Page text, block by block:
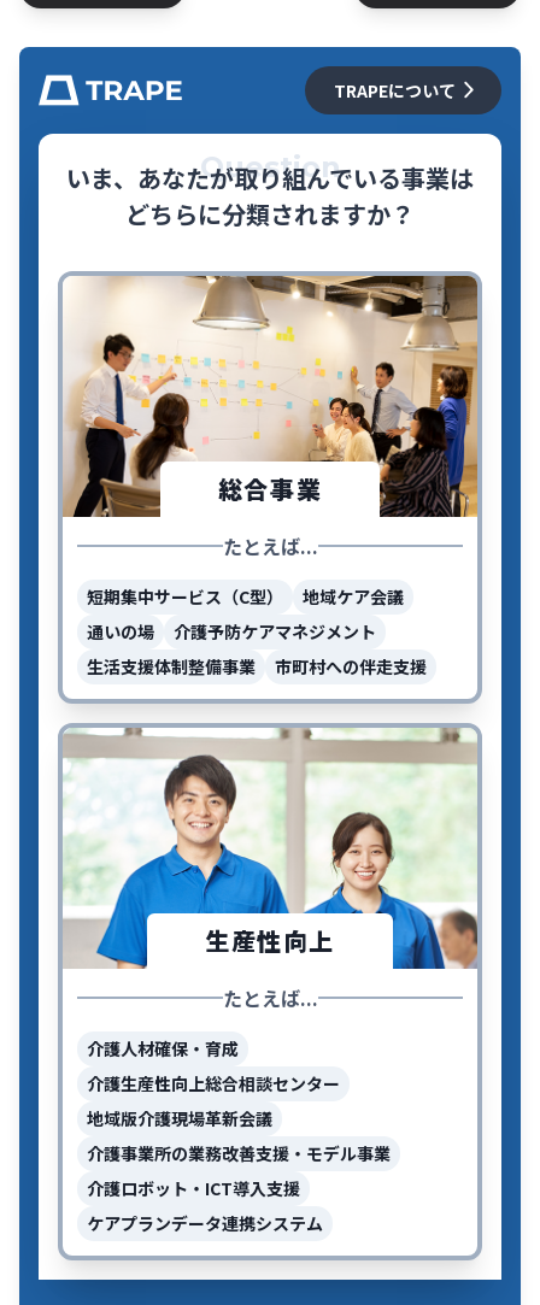
TRAPEについて
Question
いま、あなたが取り組んでいる事業は
どちらに分類されますか？
総合事業
たとえば...
短期集中サービス（C型）
地域ケア会議
通いの場
介護予防ケアマネジメント
生活支援体制整備事業
市町村への伴走支援
生産性向上
たとえば...
介護人材確保・育成
介護生産性向上総合相談センター
地域版介護現場革新会議
介護事業所の業務改善支援・モデル事業
介護ロボット・ICT導入支援
ケアプランデータ連携システム